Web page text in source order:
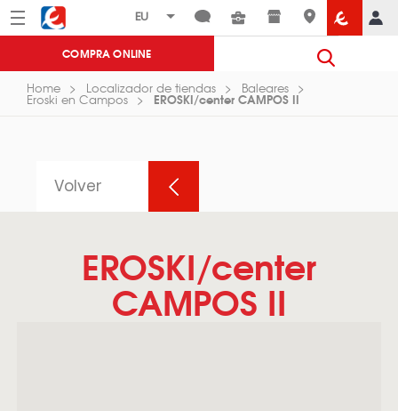
Menú Eroski
COMPRA ONLINE
Home Localizador de tiendas Baleares
Eroski en Campos EROSKI/center CAMPOS II
Volver
EROSKI/center
CAMPOS II